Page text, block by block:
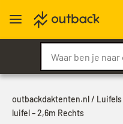
a
outbackdaktenten.nl/ Luifels
luifel – 2,6m Rechts